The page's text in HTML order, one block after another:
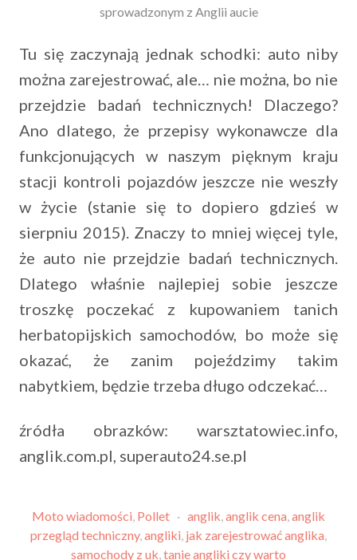
sprowadzonym z Anglii aucie
Tu się zaczynają jednak schodki: auto niby
można zarejestrować, ale… nie można, bo nie
przejdzie badań technicznych! Dlaczego?
Ano dlatego, że przepisy wykonawcze dla
funkcjonujących w naszym pięknym kraju
stacji kontroli pojazdów jeszcze nie weszły
w życie (stanie się to dopiero gdzieś w
sierpniu 2015). Znaczy to mniej więcej tyle,
że auto nie przejdzie badań technicznych.
Dlatego właśnie najlepiej sobie jeszcze
troszkę poczekać z kupowaniem tanich
herbatopijskich samochodów, bo może się
okazać, że zanim pojeździmy takim
nabytkiem, będzie trzeba długo odczekać…
źródła obrazków: warsztatowiec.info,
anglik.com.pl, superauto24.se.pl
Moto wiadomości Pollet · anglik anglik cena anglik
przegląd techniczny, angliki jak zarejestrować anglika
samochody z uk tanie angliki czy warto